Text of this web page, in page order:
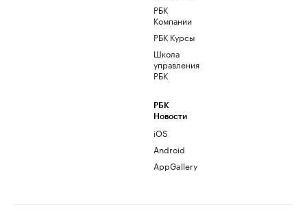
РБК
Компании
РБК Курсы
Школа
управления
РБК
РБК
Новости
iOS
Android
AppGallery